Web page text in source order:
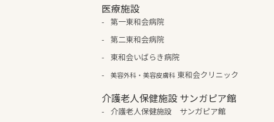
医療施設
第一東和会病院
第二東和会病院
東和会いばらき病院
美容外科・美容皮膚科 東和会クリニック
介護老人保健施設 サンガピア館
介護老人保健施設 サンガピア館